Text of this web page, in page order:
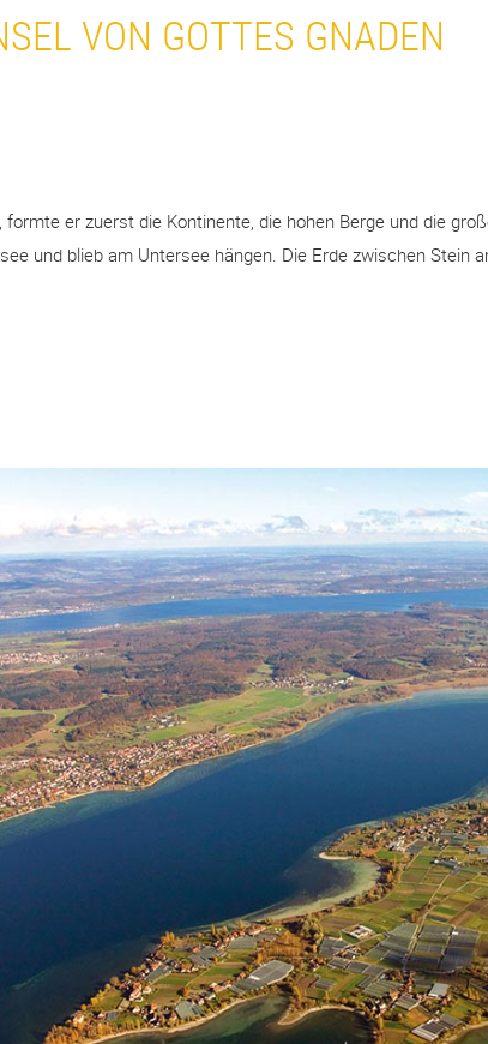
VON GOTTES GNADEN
formte er zuerst die Kontinente, die hohen Berge und die
und blieb am Untersee hängen. Die Erde zwischen